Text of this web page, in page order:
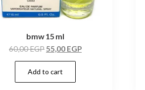
bmw 15 ml
60,00EGP55,00 EGP
Add to cart